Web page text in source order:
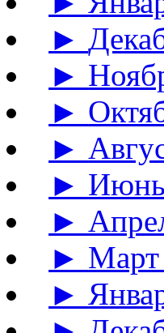
►
►
►
►
►
►
► Март
►